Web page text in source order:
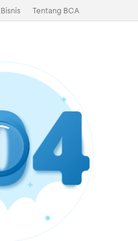
Bisnis Tentang BCA